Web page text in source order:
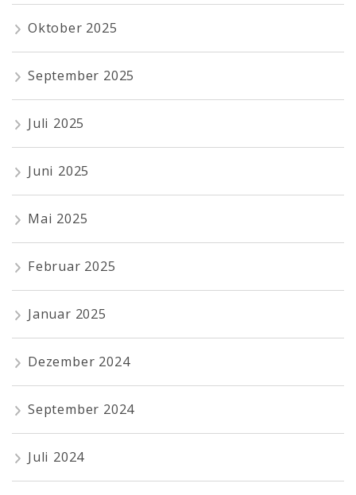
Oktober 2025
September 2025
Juli 2025
Juni 2025
Mai 2025
Februar 2025
Januar 2025
Dezember 2024
September 2024
Juli 2024